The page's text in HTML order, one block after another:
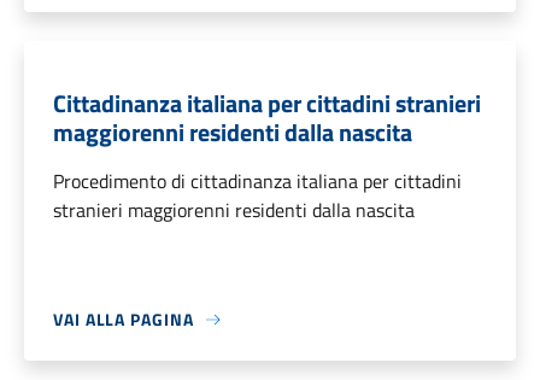
Cittadinanza italiana per cittadini stranieri
maggiorenni residenti dalla nascita
Procedimento di cittadinanza italiana per cittadini
stranieri maggiorenni residenti dalla nascita
VAI ALLA PAGINA